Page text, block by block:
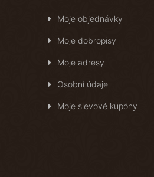
Moje objednávky
Moje dobropisy
Moje adresy
Osobní údaje
Moje slevové kupóny